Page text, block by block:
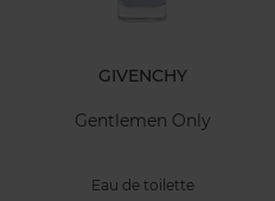
GIVENCHY
Gentlemen Only
Eau de toilette